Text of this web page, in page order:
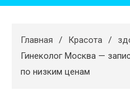
Худеем
Психология
Главная Красота
Гинеколог Москва —
по низким ценам